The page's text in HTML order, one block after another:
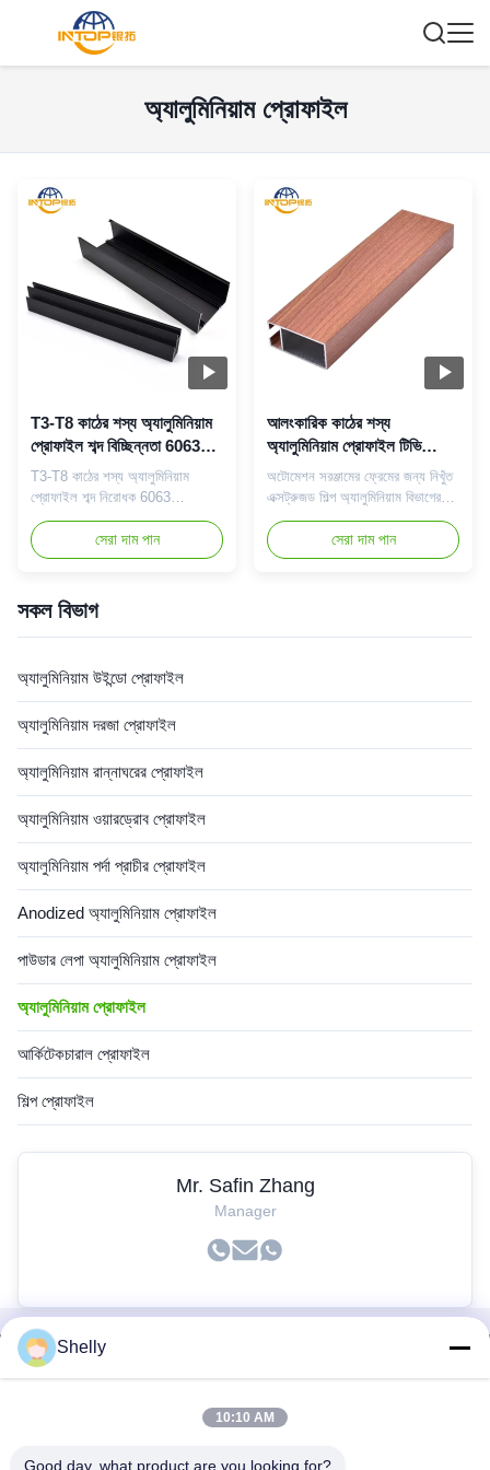
অ্যালুমিনিয়াম প্রোফাইল
T3-T8 কাঠের শস্য অ্যালুমিনিয়াম
প্রোফাইল শব্দ বিচ্ছিন্নতা 6063
অ্যালুমিনিয়াম খাদ প্রোফাইল
T3-T8 কাঠের শস্য অ্যালুমিনিয়াম
প্রোফাইল শব্দ নিরোধক 6063
অ্যালুমিনিয়াম খাদ প্রোফাইল কাঠের শস্য
অ্যালুমিনিয়াম প্রোফাইল শব্দ নিরোধক
ডিজাইন হোম উইন্ডো এবং দরজার জন্য
অ্যালুমিনিয়াম সেকশন প্রোফাইল যা উচ্চ
তাপমাত্রা প্রতিরোধ এবং চমৎকার
পরিবাহিতা সহ, বিশেষভাবে সৌর প্যানে...
সেরা দাম পান
আলংকারিক কাঠের শস্য
অ্যালুমিনিয়াম প্রোফাইল টিভি
ক্যাবিনেট অ্যালুমিনিয়াম বিভাগ
অটোমেশন সরঞ্জামের ফ্রেমের জন্য নিখুঁত
এক্সট্রুজড শিল্প অ্যালুমিনিয়াম বিভাগের
প্রোফাইল, টাইট সহনশীলতা (± 0.1
মিমি) এবং পরিধান প্রতিরোধী পৃষ্ঠ মার্জিত
লিভিং রুম কাঠের শস্য অ্যালুমিনিয়াম
তাপ নিরোধক ক...
সেরা দাম পান
সকল বিভাগ
অ্যালুমিনিয়াম উইন্ডো প্রোফাইল
অ্যালুমিনিয়াম দরজা প্রোফাইল
অ্যালুমিনিয়াম রান্নাঘরের প্রোফাইল
অ্যালুমিনিয়াম ওয়ারড্রোব প্রোফাইল
অ্যালুমিনিয়াম পর্দা প্রাচীর প্রোফাইল
Anodized অ্যালুমিনিয়াম প্রোফাইল
পাউডার লেপা অ্যালুমিনিয়াম প্রোফাইল
অ্যালুমিনিয়াম প্রোফাইল
আর্কিটেকচারাল প্রোফাইল
শিল্প প্রোফাইল
Mr. Safin Zhang
Manager
দ্রুত লিঙ্ক
বাড়ি
Shelly
10:10 AM
Good day, what product are you looking for?